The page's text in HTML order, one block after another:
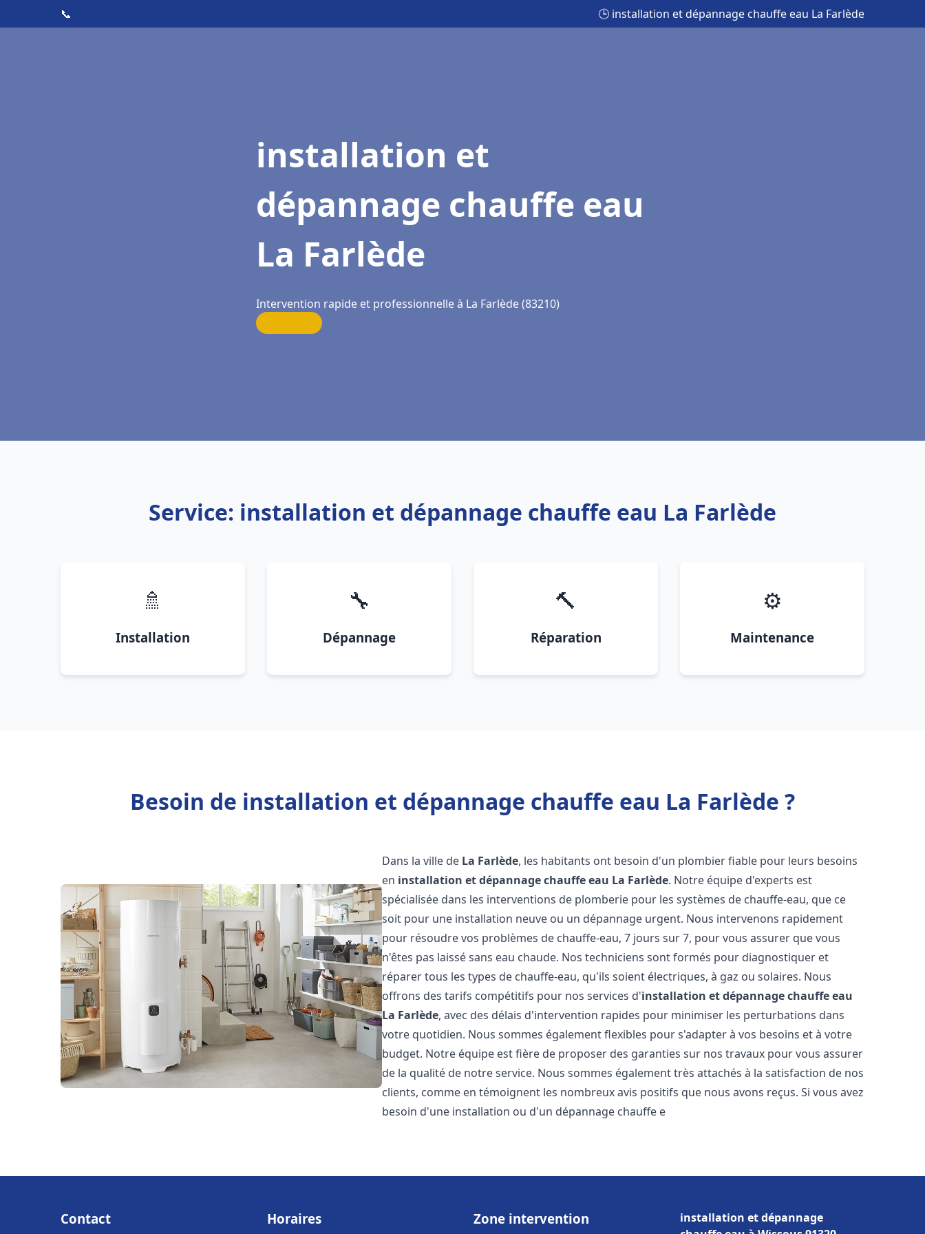
📞 🕒 installation et dépannage chauffe eau La Farlède
installation et
dépannage chauffe eau
La Farlède
Intervention rapide et professionnelle à La Farlède (83210)
Service: installation et dépannage chauffe eau La Farlède
🚿
Installation
🔧
Dépannage
🔨
Réparation
⚙️
Maintenance
Besoin de installation et dépannage chauffe eau La Farlède ?
Dans la ville de La Farlède, les habitants ont besoin d'un plombier fiable pour leurs besoins
en installation et dépannage chauffe eau La Farlède. Notre équipe d'experts est
spécialisée dans les interventions de plomberie pour les systèmes de chauffe-eau, que ce
soit pour une installation neuve ou un dépannage urgent. Nous intervenons rapidement
pour résoudre vos problèmes de chauffe-eau, 7 jours sur 7, pour vous assurer que vous
n'êtes pas laissé sans eau chaude. Nos techniciens sont formés pour diagnostiquer et
réparer tous les types de chauffe-eau, qu'ils soient électriques, à gaz ou solaires. Nous
offrons des tarifs compétitifs pour nos services d'installation et dépannage chauffe eau
La Farlède, avec des délais d'intervention rapides pour minimiser les perturbations dans
votre quotidien. Nous sommes également flexibles pour s'adapter à vos besoins et à votre
budget. Notre équipe est fière de proposer des garanties sur nos travaux pour vous assurer
de la qualité de notre service. Nous sommes également très attachés à la satisfaction de nos
clients, comme en témoignent les nombreux avis positifs que nous avons reçus. Si vous avez
besoin d'une installation ou d'un dépannage chauffe e
Contact Horaires Zone intervention
installation et dépannage